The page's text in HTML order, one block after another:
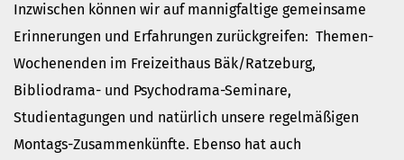
Inzwischen können wir auf mannigfaltige gemeinsame
Erinnerungen und Erfahrungen zurückgreifen: Themen-
Wochenenden im Freizeithaus Bäk/Ratzeburg,
Bibliodrama- und Psychodrama-Seminare,
Studientagungen und natürlich unsere regelmäßigen
Montags-Zusammenkünfte. Ebenso hat auch